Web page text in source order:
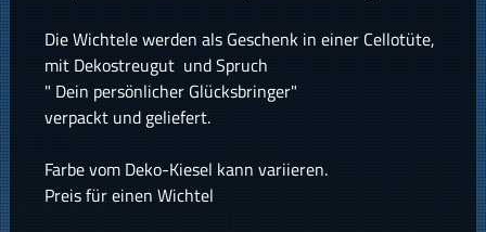
Die Wichtele werden als Geschenk in einer Cellotüte,
mit Dekostreugut und Spruch
" Dein persönlicher Glücksbringer"
verpackt und geliefert.
Farbe vom Deko-Kiesel kann variieren.
Preis für einen Wichtel